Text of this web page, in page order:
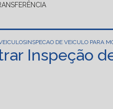
INSPECAO DE VEICULO PARA
Inspeção